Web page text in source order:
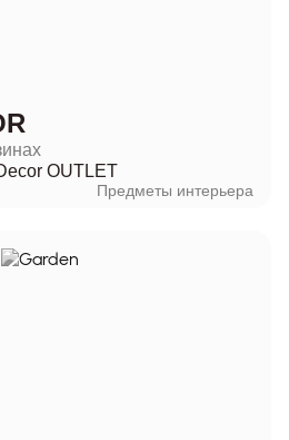
OUTLET
Предметы интерьера